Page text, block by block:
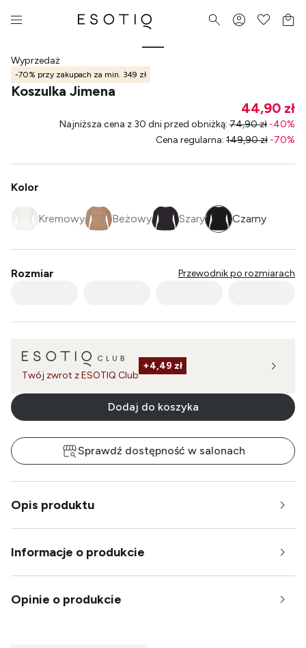
Wyprzedaż
-70% przy zakupach za min. 349 zł
Koszulka Jimena
44,90 zł
Najniższa cena z 30 dni przed obniżką: 74,90 zł -40%
Cena regularna: 149,90 zł -70%
Kolor
Kremowy Beżowy Szary Czarny
Rozmiar Przewodnik po rozmiarach
Twój zwrot z ESOTIQ Club
+4,49 zł
Dodaj do koszyka
Sprawdź dostępność w salonach
Opis produktu
Informacje o produkcie
Opinie o produkcie